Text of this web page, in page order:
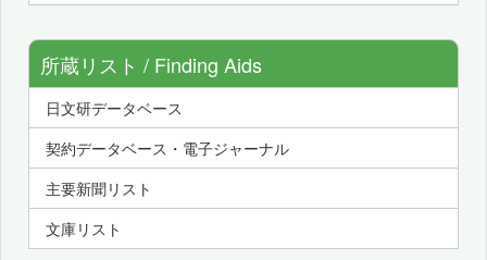
所蔵リスト / Finding Aids
日文研データベース
契約データベース・電子ジャーナル
主要新聞リスト
文庫リスト